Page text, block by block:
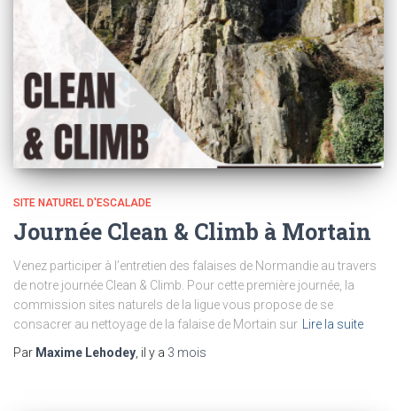
SITE NATUREL D'ESCALADE
Journée Clean & Climb à Mortain
Venez participer à l’entretien des falaises de Normandie au travers
de notre journée Clean & Climb. Pour cette première journée, la
commission sites naturels de la ligue vous propose de se
consacrer au nettoyage de la falaise de Mortain sur
Lire la suite
Par Maxime Lehodey , il y a 3 mois